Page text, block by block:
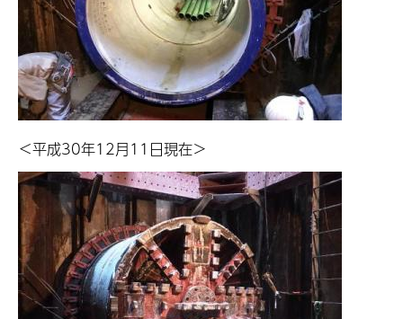
＜平成30年12月11日現在＞